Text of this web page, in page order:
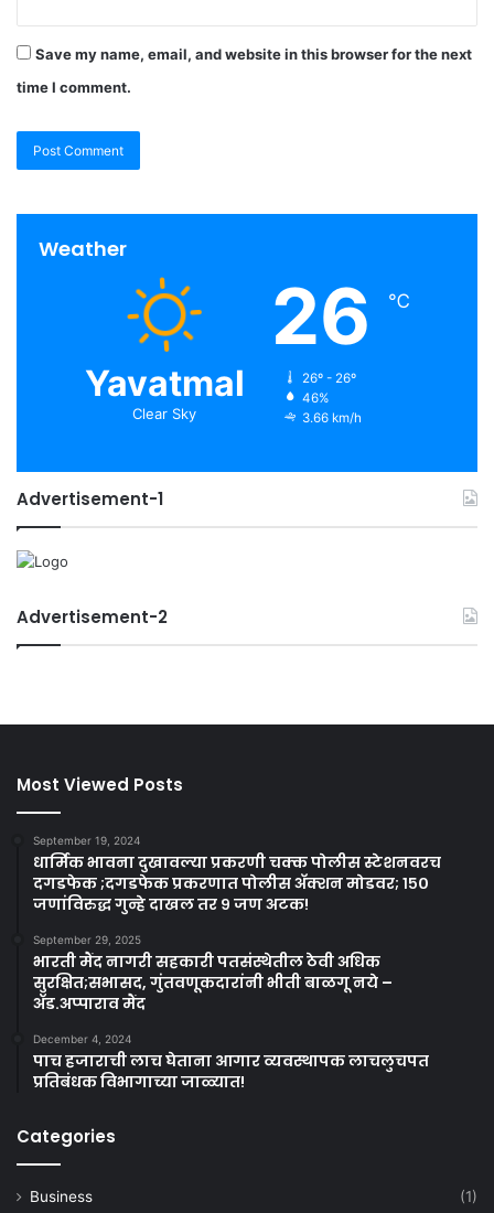
Save my name, email, and website in this browser for the next
time I comment.
Weather
Yavatmal
Clear Sky
26 ℃
26º - 26º
46%
3.66 km/h
Advertisement-1
Advertisement-2
Most Viewed Posts
September 19, 2024
धार्मिक भावना दुखावल्या प्रकरणी चक्क पोलीस स्टेशनवरच
दगडफेक ;दगडफेक प्रकरणात पोलीस अ‍ॅक्शन मोडवर; १५०
जणांविरुद्ध गुन्हे दाखल तर ९ जण अटक!
September 29, 2025
भारती मैंद नागरी सहकारी पतसंस्थेतील ठेवी अधिक
सुरक्षित;सभासद, गुंतवणूकदारांनी भीती बाळगू नये –
ॲड.अप्पाराव मैंद
December 4, 2024
पाच हजाराची लाच घेताना आगार व्यवस्थापक लाचलुचपत
प्रतिबंधक विभागाच्या जाळ्यात!
Categories
Business
(1)